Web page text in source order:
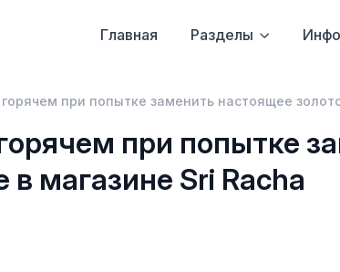
Главная Разделы
при попытке заменить настоящее
при попытке
магазине Sri Racha